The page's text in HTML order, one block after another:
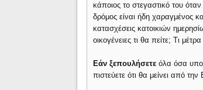
κάποιος το στεγαστικό του
δρόμος είναι ήδη χαραγμένος
κατασχέσεις κατοικιών
οικογένειες τι θα πείτε; Τι
Εάν ξεπουλήσετεόλα όσα
πιστεύετε ότι θα μείνει από